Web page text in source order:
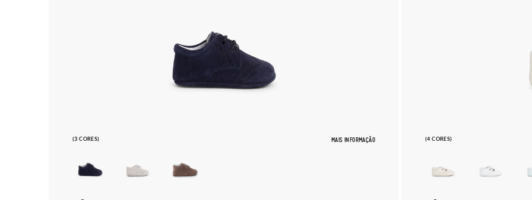
(3 CORES) MAIS INFORMAÇÃO (4 CORES)